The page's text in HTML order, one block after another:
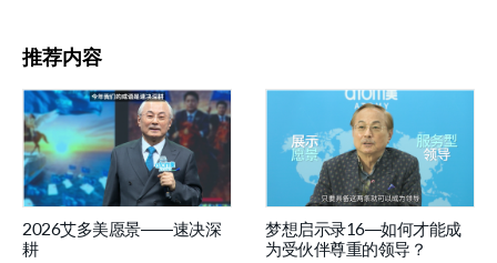
推荐内容
2026艾多美愿景——速决深
耕
梦想启示录16—如何才能成
为受伙伴尊重的领导？